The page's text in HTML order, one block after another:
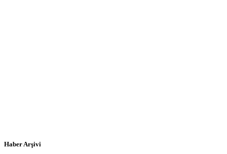
Haber Arşivi